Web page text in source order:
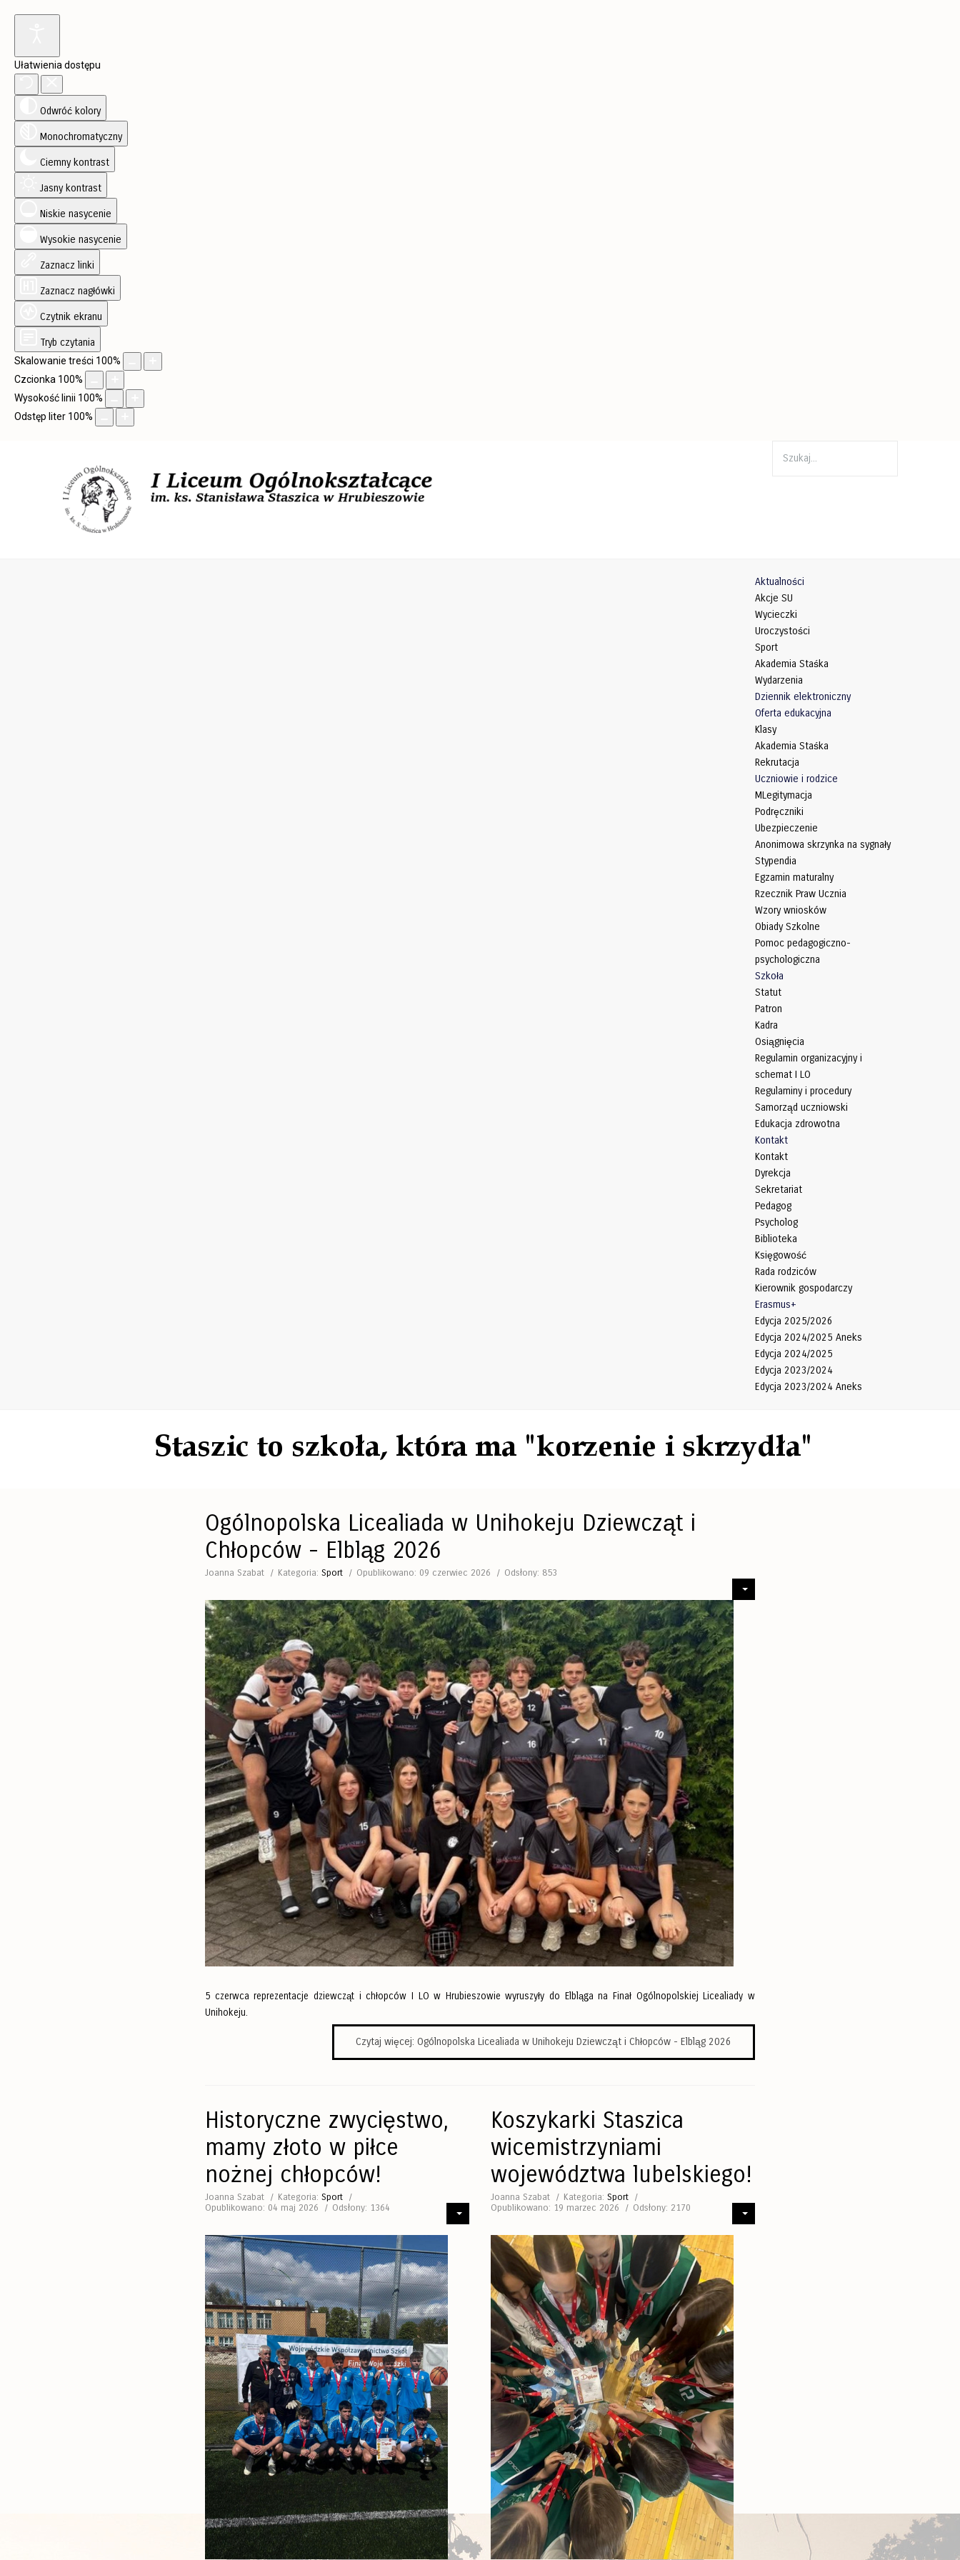
Ułatwienia dostępu
Odwróć kolory
Monochromatyczny
Ciemny kontrast
Jasny kontrast
Niskie nasycenie
Wysokie nasycenie
Zaznacz linki
Zaznacz nagłówki
Czytnik ekranu
Tryb czytania
Skalowanie treści 100%
Czcionka 100%
Wysokość linii 100%
Odstęp liter 100%
Aktualności
Akcje SU
Wycieczki
Uroczystości
Sport
Akademia Staśka
Wydarzenia
Dziennik elektroniczny
Oferta edukacyjna
Klasy
Akademia Staśka
Rekrutacja
Uczniowie i rodzice
MLegitymacja
Podręczniki
Ubezpieczenie
Anonimowa skrzynka na sygnały
Stypendia
Egzamin maturalny
Rzecznik Praw Ucznia
Wzory wniosków
Obiady Szkolne
Pomoc pedagogiczno-
psychologiczna
Szkoła
Statut
Patron
Kadra
Osiągnięcia
Regulamin organizacyjny i
schemat I LO
Regulaminy i procedury
Samorząd uczniowski
Edukacja zdrowotna
Kontakt
Kontakt
Dyrekcja
Sekretariat
Pedagog
Psycholog
Biblioteka
Księgowość
Rada rodziców
Kierownik gospodarczy
Erasmus+
Edycja 2025/2026
Edycja 2024/2025 Aneks
Edycja 2024/2025
Edycja 2023/2024
Edycja 2023/2024 Aneks
Ogólnopolska Licealiada w Unihokeju Dziewcząt i
Chłopców - Elbląg 2026
Joanna Szabat Kategoria: Sport Opublikowano: 09 czerwiec 2026 Odsłony: 853
5 czerwca reprezentacje dziewcząt i chłopców I LO w Hrubieszowie wyruszyły do Elbląga na Finał Ogólnopolskiej Licealiady w
Unihokeju.
Czytaj więcej: Ogólnopolska Licealiada w Unihokeju Dziewcząt i Chłopców - Elbląg 2026
Historyczne zwycięstwo,
mamy złoto w piłce
nożnej chłopców!
Joanna Szabat Kategoria: Sport
Opublikowano: 04 maj 2026
Odsłony: 1364
Koszykarki Staszica
wicemistrzyniami
województwa lubelskiego!
Joanna Szabat Kategoria: Sport
Opublikowano: 19 marzec 2026
Odsłony: 2170